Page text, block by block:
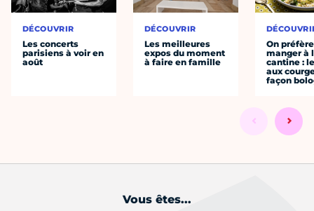
DÉCOUVRIR
Les concerts
parisiens à voir en
août
DÉCOUVRIR
Les meilleures
expos du moment
à faire en famille
On préfère
manger à
cantine :
aux
façon
Vous êtes...